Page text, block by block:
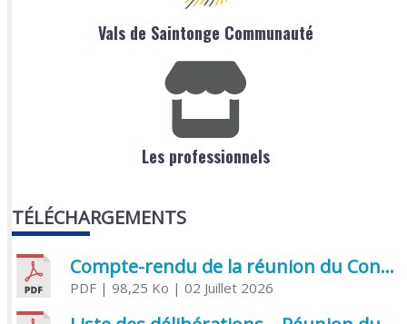
Vals de Saintonge Communauté
Les professionnels
TÉLÉCHARGEMENTS
Compte-rendu de la réunion du Conseil municipal du 05 juin 2026
PDF| 98,25 Ko | 02 Juillet 2026